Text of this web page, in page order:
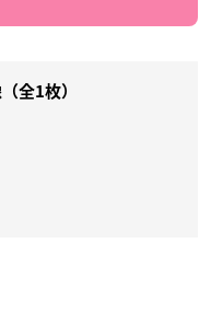
全1枚）